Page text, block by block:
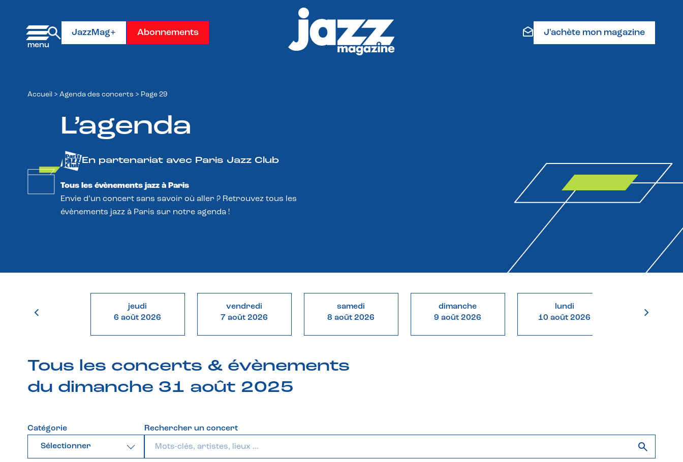
JazzMag+ Abonnements J'achète mon magazine
Accueil > Agenda des concerts > Page 29
L’agenda
En partenariat avec Paris Jazz Club
Tous les évènements jazz à Paris
Envie d’un concert sans savoir où aller ? Retrouvez tous les
évènements jazz à Paris sur notre agenda !
jeudi
6 août 2026
vendredi
7 août 2026
samedi
8 août 2026
dimanche
9 août 2026
lundi
10 août 2026
11 août
Tous les concerts & évènements
du dimanche 31 août 2025
Catégorie
Sélectionner
Rechercher un concert